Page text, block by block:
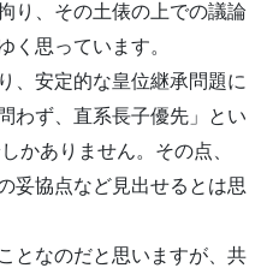
り、その土俵の上での議論
く思っています。
、安定的な皇位継承問題に
わず、直系長子優先」とい
かありません。その点、
妥協点など見出せるとは思
となのだと思いますが、共